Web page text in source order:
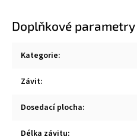
Doplňkové parametry
Kategorie:
Závit:
Dosedací plocha:
Délka závitu: